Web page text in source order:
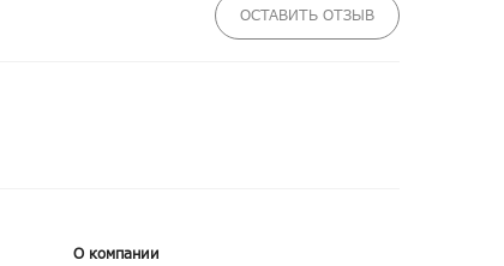
ОСТАВИТЬ ОТЗЫВ
О компании